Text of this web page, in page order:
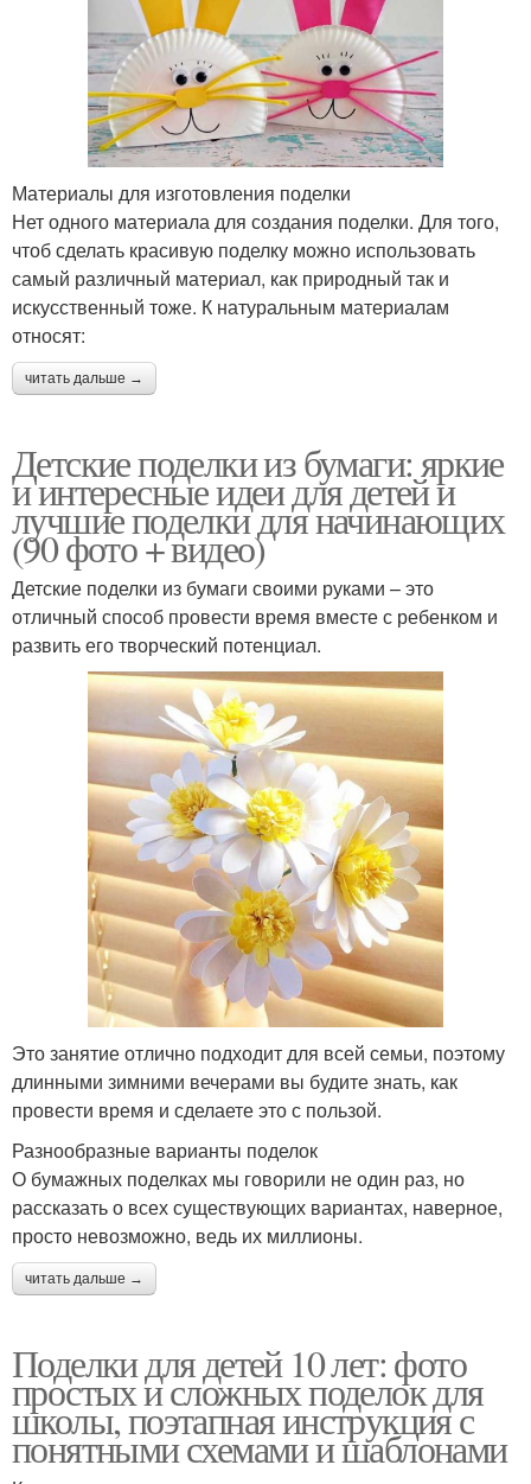
Материалы для изготовления поделки
Нет одного материала для создания поделки. Для того,
чтоб сделать красивую поделку можно использовать
самый различный материал, как природный так и
искусственный тоже. К натуральным материалам
относят:
читать дальше →
Детские поделки из бумаги: яркие
и интересные идеи для детей и
лучшие поделки для начинающих
(90 фото + видео)
Детские поделки из бумаги своими руками – это
отличный способ провести время вместе с ребенком и
развить его творческий потенциал.
Это занятие отлично подходит для всей семьи, поэтому
длинными зимними вечерами вы будите знать, как
провести время и сделаете это с пользой.
Разнообразные варианты поделок
О бумажных поделках мы говорили не один раз, но
рассказать о всех существующих вариантах, наверное,
просто невозможно, ведь их миллионы.
читать дальше →
Поделки для детей 10 лет: фото
простых и сложных поделок для
школы, поэтапная инструкция с
понятными схемами и шаблонами